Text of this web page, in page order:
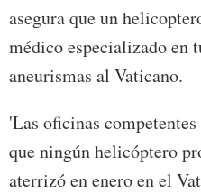
asegura que un
médico especializado en
aneurismas al Vaticano.
'Las oficinas
que ningún helicóptero
aterrizó en enero en el